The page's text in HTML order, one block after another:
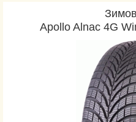
Apollo Alnac 4G